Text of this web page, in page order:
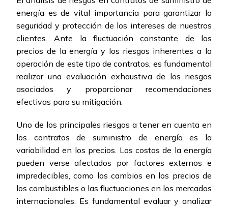
energía es de vital importancia para garantizar la
seguridad y protección de los intereses de nuestros
clientes. Ante la fluctuación constante de los
precios de la energía y los riesgos inherentes a la
operación de este tipo de contratos, es fundamental
realizar una evaluación exhaustiva de los riesgos
asociados y proporcionar recomendaciones
efectivas para su mitigación.
Uno de los principales riesgos a tener en cuenta en
los contratos de suministro de energía es la
variabilidad en los precios. Los costos de la energía
pueden verse afectados por factores externos e
impredecibles, como los cambios en los precios de
los combustibles o las fluctuaciones en los mercados
internacionales. Es fundamental evaluar y analizar